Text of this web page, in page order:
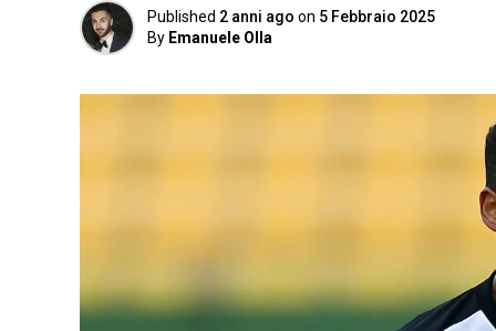
Published 2 anni ago on 5 Febbraio 2025
By Emanuele Olla